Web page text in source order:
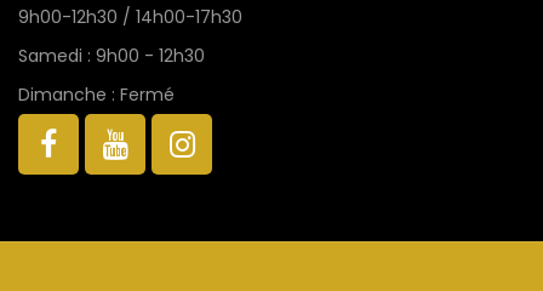
9h00-12h30 / 14h00-17h30
Samedi : 9h00 - 12h30
Dimanche : Fermé